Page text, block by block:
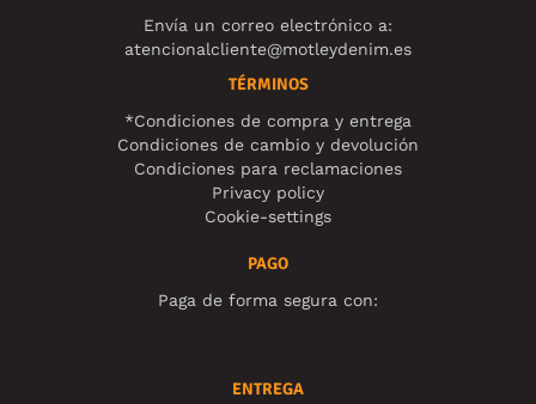
Envía un correo electrónico a:
atencionalcliente@motleydenim.es
TÉRMINOS
*Condiciones de compra y entrega
Condiciones de cambio y devolución
Condiciones para reclamaciones
Privacy policy
Cookie-settings
PAGO
Paga de forma segura con:
ENTREGA